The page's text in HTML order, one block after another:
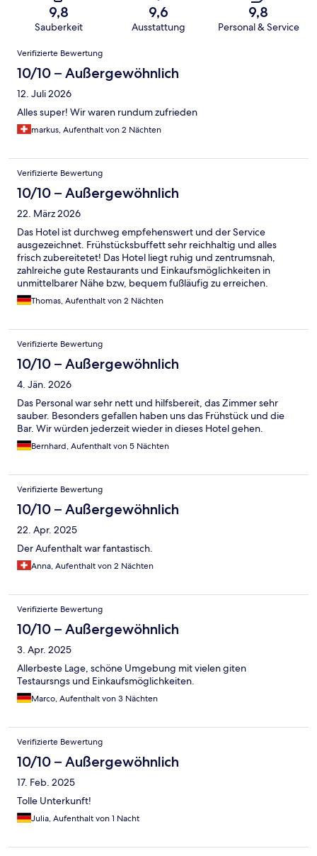
9,8
Sauberkeit
9,6
Ausstattung
9,8
Personal & Service
Bewertungen
Verifizierte Bewertung
10/10 – Außergewöhnlich
12. Juli 2026
Alles super! Wir waren rundum zufrieden
markus, Aufenthalt von 2 Nächten
Verifizierte Bewertung
10/10 – Außergewöhnlich
22. März 2026
Das Hotel ist durchweg empfehenswert und der Service
ausgezeichnet. Frühstücksbuffett sehr reichhaltig und alles
frisch zubereitetet! Das Hotel liegt ruhig und zentrumsnah,
zahlreiche gute Restaurants und Einkaufsmöglichkeiten in
unmittelbarer Nähe bzw, bequem fußläufig zu erreichen.
Thomas, Aufenthalt von 2 Nächten
Verifizierte Bewertung
10/10 – Außergewöhnlich
4. Jän. 2026
Das Personal war sehr nett und hilfsbereit, das Zimmer sehr
sauber. Besonders gefallen haben uns das Frühstück und die
Bar. Wir würden jederzeit wieder in dieses Hotel gehen.
Bernhard, Aufenthalt von 5 Nächten
Verifizierte Bewertung
10/10 – Außergewöhnlich
22. Apr. 2025
Der Aufenthalt war fantastisch.
Anna, Aufenthalt von 2 Nächten
Verifizierte Bewertung
10/10 – Außergewöhnlich
3. Apr. 2025
Allerbeste Lage, schöne Umgebung mit vielen giten
Testaursngs und Einkaufsmöglichkeiten.
Marco, Aufenthalt von 3 Nächten
Verifizierte Bewertung
10/10 – Außergewöhnlich
17. Feb. 2025
Tolle Unterkunft!
Julia, Aufenthalt von 1 Nacht